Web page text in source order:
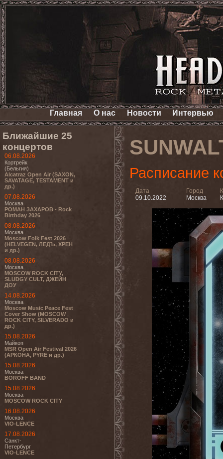
Главная О нас Новости Интервью
Ближайшие 25
концертов
06.08.2026
Кортрейк
(Бельгия)
Alcatraz Open Air (SAXON,
SAVATAGE, TESTAMENT и
др.)
07.08.2026
Москва
РОМАН ЗАХАРОВ - Rock
Birthday 2026
08.08.2026
Москва
Moscow Folk Fest 2026
(HELVEGEN, ЛЕДЪ, ХРЕН
и др.)
08.08.2026
Москва
MOSCOW ROCK CITY,
SLUDGY CULT, ДЖЕЙН
ДОУ
14.08.2026
Москва
Moscow Music Peace Fest
Cover Show (MOSCOW
ROCK CITY, SILVERADO и
др.)
15.08.2026
Майкоп
MSR Open Air Festival 2026
(АРКОНА, PYRE и др.)
15.08.2026
Москва
BOROFF BAND
15.08.2026
Москва
MOSCOW ROCK CITY
16.08.2026
Москва
VIO-LENCE
17.08.2026
Санкт-
Петербург
VIO-LENCE
Расписание
Дата
09.10.2022
Город
Москва